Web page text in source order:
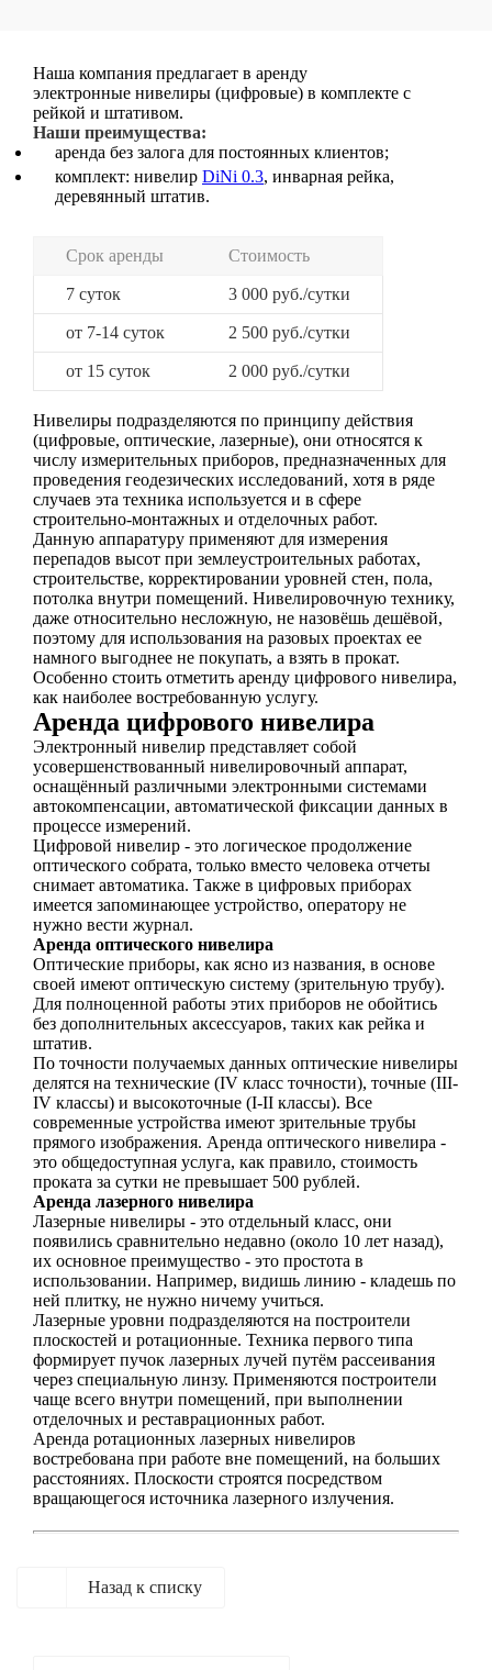
(499) 769-28-28
Наша компания предлагает в аренду
электронные нивелиры (цифровые) в комплекте с
рейкой и штативом.
Наши преимущества:
аренда без залога для постоянных клиентов;
комплект: нивелир DiNi 0.3, инварная рейка,
деревянный штатив.
Срок аренды Стоимость
7 суток 3 000 руб./сутки
от 7-14 суток 2 500 руб./сутки
от 15 суток 2 000 руб./сутки
Нивелиры подразделяются по принципу действия
(цифровые, оптические, лазерные), они относятся к
числу измерительных приборов, предназначенных для
проведения геодезических исследований, хотя в ряде
случаев эта техника используется и в сфере
строительно-монтажных и отделочных работ.
Данную аппаратуру применяют для измерения
перепадов высот при землеустроительных работах,
строительстве, корректировании уровней стен, пола,
потолка внутри помещений. Нивелировочную технику,
даже относительно несложную, не назовёшь дешёвой,
поэтому для использования на разовых проектах ее
намного выгоднее не покупать, а взять в прокат.
Особенно стоить отметить аренду цифрового нивелира,
как наиболее востребованную услугу.
Аренда цифрового нивелира
Электронный нивелир представляет собой
усовершенствованный нивелировочный аппарат,
оснащённый различными электронными системами
автокомпенсации, автоматической фиксации данных в
процессе измерений.
Цифровой нивелир - это логическое продолжение
оптического собрата, только вместо человека отчеты
снимает автоматика. Также в цифровых приборах
имеется запоминающее устройство, оператору не
нужно вести журнал.
Аренда оптического нивелира
Оптические приборы, как ясно из названия, в основе
своей имеют оптическую систему (зрительную трубу).
Для полноценной работы этих приборов не обойтись
без дополнительных аксессуаров, таких как рейка и
штатив.
По точности получаемых данных оптические нивелиры
делятся на технические (IV класс точности), точные (III-
IV классы) и высокоточные (I-II классы). Все
современные устройства имеют зрительные трубы
прямого изображения. Аренда оптического нивелира -
это общедоступная услуга, как правило, стоимость
проката за сутки не превышает 500 рублей.
Аренда лазерного нивелира
Лазерные нивелиры - это отдельный класс, они
появились сравнительно недавно (около 10 лет назад),
их основное преимущество - это простота в
использовании. Например, видишь линию - кладешь по
ней плитку, не нужно ничему учиться.
Лазерные уровни подразделяются на построители
плоскостей и ротационные. Техника первого типа
формирует пучок лазерных лучей путём рассеивания
через специальную линзу. Применяются построители
чаще всего внутри помещений, при выполнении
отделочных и реставрационных работ.
Аренда ротационных лазерных нивелиров
востребована при работе вне помещений, на больших
расстояниях. Плоскости строятся посредством
вращающегося источника лазерного излучения.
Назад к списку